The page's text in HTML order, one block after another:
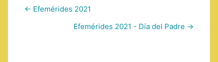
← Efemérides 2021
Efemérides 2021 - Día del Padre →